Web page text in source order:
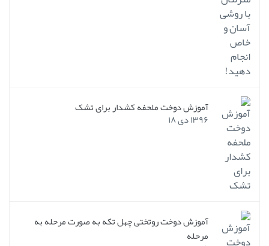
آموزش دوخت ملحفه کشدار برای تشک
۱۳۹۶ دی ۱۸
آموزش دوخت روتختی چهل تکه به صورت مرحله به
مرحله